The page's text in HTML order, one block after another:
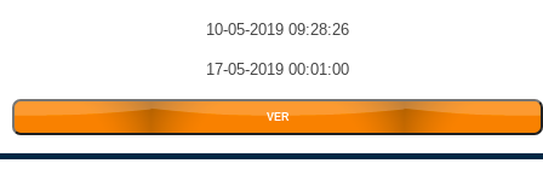
10-05-2019 09:28:26
17-05-2019 00:01:00
VER